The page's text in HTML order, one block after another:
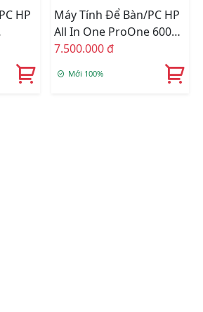
HP
K+M/Win
Máy Tính Để Bàn/PC HP
All In One ProOne 600
G2 (i3-6100/4GB
RAM/500GB HDD/21.5
Inch/K+M)
7.500.000 đ
Mới 100%